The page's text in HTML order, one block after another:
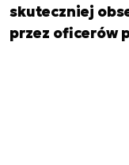
skuteczniej
przez oficerów